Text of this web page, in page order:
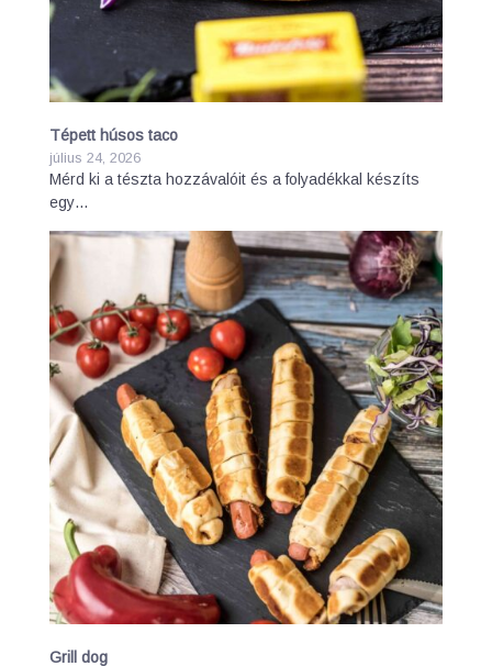
Tépett húsos taco
július 24, 2026
Mérd ki a tészta hozzávalóit és a folyadékkal készíts
egy…
Grill dog